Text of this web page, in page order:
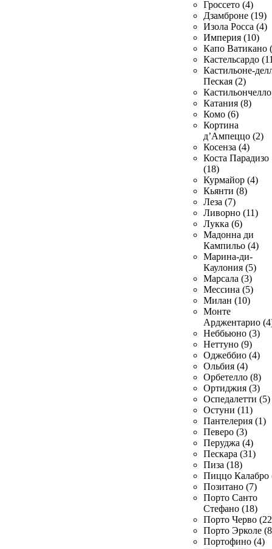
Гроссето (4)
Дзамброне (19)
Изола Росса (4)
Империя (10)
Капо Ватикано
Кастельсардо
Кастильоне-
Пеская (2)
Катания (8)
Комо (6)
Кортина
д’Ампеццо (2)
Косенза (4)
Коста Парадизо
(18)
Курмайор (4)
Кьянти (8)
Леза (7)
Ливорно (11)
Лукка (6)
Мадонна ди
Кампильо (4)
Марина-ди-
Каулония (5)
Марсала (3)
Мессина (5)
Милан (10)
Монте
Арджентарио
Неббьюно (3)
Неттуно (9)
Оджеббио (4)
Ольбия (4)
Орбетелло (8)
Ортиджия (3)
Оспедалетти (5)
Остуни (11)
Пантелерия (1)
Певеро (3)
Перуджа (4)
Пескара (31)
Пиза (18)
Пиццо Калабро
Позитано (7)
Порто Санто
Стефано (18)
Порто Черво
Порто Эрколе
Портофино (4)